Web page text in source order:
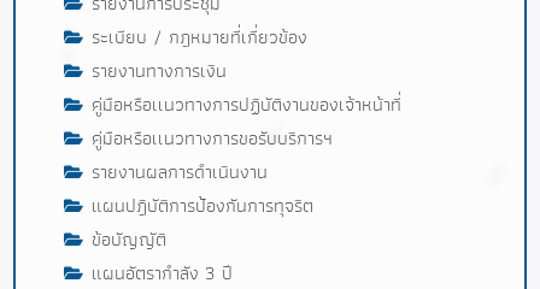
ระเบียบ / กฎหมายที่เกี่ยวข้อง
รายงานทางการเงิน
คู่มือหรือเเนวทางการปฏิบัติงานของเจ้าหน้าที่
คู่มือหรือเเนวทางการขอรับบริการฯ
รายงานผลการดำเนินงาน
แผนปฎิบัติการป้องกันการทุจริต
ข้อบัญญัติ
แผนอัตรากำลัง 3 ปี